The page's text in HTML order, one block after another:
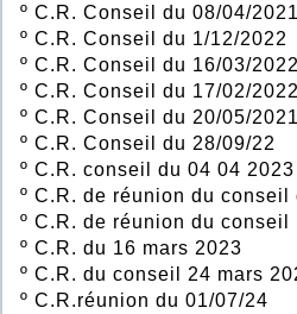
º C.R. Conseil du 08/04/2021
º C.R. Conseil du 1/12/2022
º C.R. Conseil du 16/03/2022
º C.R. Conseil du 17/02/2022
º C.R. Conseil du 20/05/2021
º C.R. Conseil du 28/09/22
º C.R. conseil du 04 04 2023
º C.R. de réunion du conseil
º C.R. de réunion du conseil
º C.R. du 16 mars 2023
º C.R. du conseil 24 mars
º C.R.réunion du 01/07/24